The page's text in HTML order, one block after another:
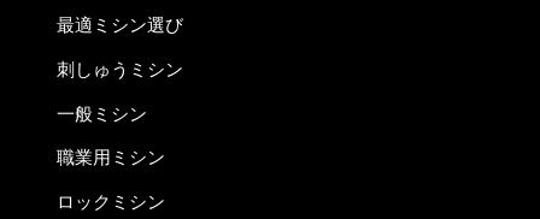
最適ミシン選び
刺しゅうミシン
一般ミシン
職業用ミシン
ロックミシン